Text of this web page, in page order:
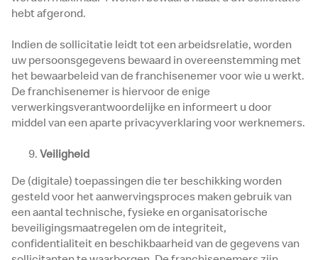
hebt afgerond.
Indien de sollicitatie leidt tot een arbeidsrelatie, worden
uw persoonsgegevens bewaard in overeenstemming met
het bewaarbeleid van de franchisenemer voor wie u werkt.
De franchisenemer is hiervoor de enige
verwerkingsverantwoordelijke en informeert u door
middel van een aparte privacyverklaring voor werknemers.
Veiligheid
De (digitale) toepassingen die ter beschikking worden
gesteld voor het aanwervingsproces maken gebruik van
een aantal technische, fysieke en organisatorische
beveiligingsmaatregelen om de integriteit,
confidentialiteit en beschikbaarheid van de gegevens van